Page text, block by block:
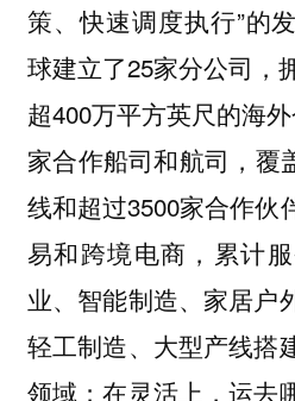
策、快速调度执行”的
球建立了25家分公司，
超400万平方英尺的海
家合作船司和航司，覆
线和超过3500家合作伙
易和跨境电商，累计
业、智能制造、家居户
轻工制造、大型产线搭
领域；在灵活上，运去